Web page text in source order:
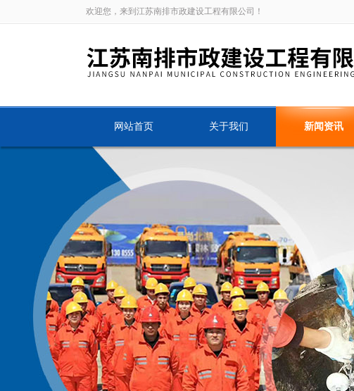
欢迎您，来到江苏南排市政建设工程有限公司！
网站首页 关于我们 新闻资讯